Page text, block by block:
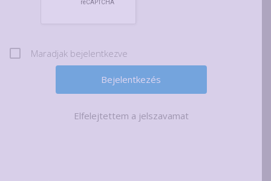
Maradjak bejelentkezve
Elfelejtettem a jelszavamat